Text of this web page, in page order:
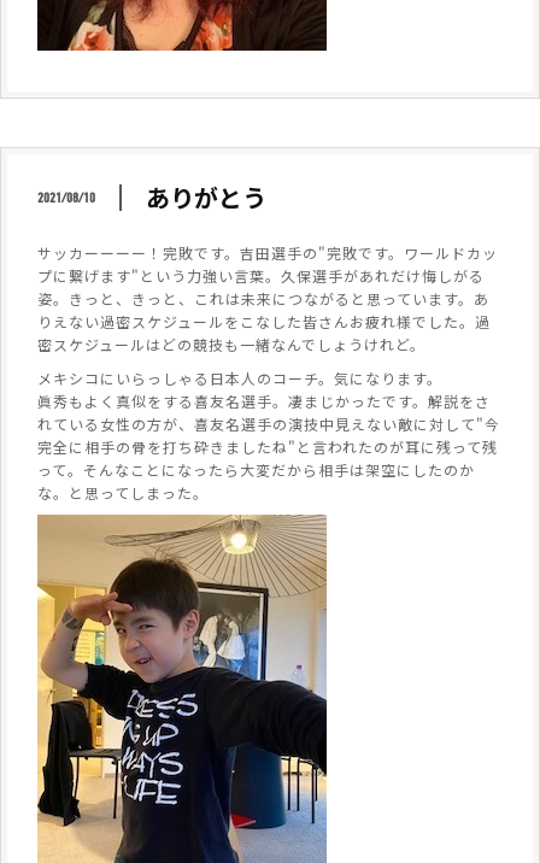
2021/08/10 ありがとう
サッカーーーー！完敗です。吉田選手の"完敗です。ワールドカッ
プに繋げます"という力強い言葉。久保選手があれだけ悔しがる
姿。きっと、きっと、これは未来につながると思っています。あ
りえない過密スケジュールをこなした皆さんお疲れ様でした。過
密スケジュールはどの競技も一緒なんでしょうけれど。
メキシコにいらっしゃる日本人のコーチ。気になります。
眞秀もよく真似をする喜友名選手。凄まじかったです。解説をさ
れている女性の方が、喜友名選手の演技中見えない敵に対して"今
完全に相手の骨を打ち砕きましたね"と言われたのが耳に残って残
って。そんなことになったら大変だから相手は架空にしたのか
な。と思ってしまった。